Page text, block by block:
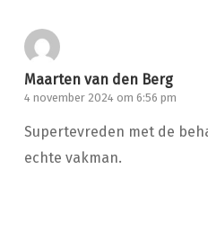
Maarten van den Berg
4 november 2024 om 6:56 pm
Supertevreden met de
echte vakman.